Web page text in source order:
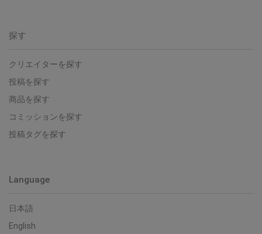
探す
クリエイターを探す
投稿を探す
商品を探す
コミッションを探す
投稿タグを探す
Language
日本語
English